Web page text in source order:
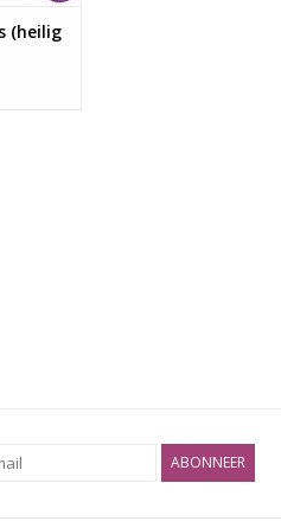
(heilig
ABONNEER